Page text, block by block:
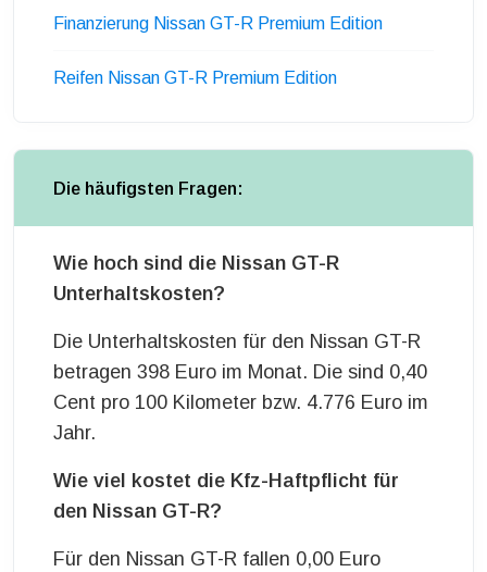
Finanzierung Nissan GT-R Premium Edition
Reifen Nissan GT-R Premium Edition
Die häufigsten Fragen:
Wie hoch sind die Nissan GT-R
Unterhaltskosten?
Die Unterhaltskosten für den Nissan GT-R
betragen 398 Euro im Monat. Die sind 0,40
Cent pro 100 Kilometer bzw. 4.776 Euro im
Jahr.
Wie viel kostet die Kfz-Haftpflicht für
den Nissan GT-R?
Für den Nissan GT-R fallen 0,00 Euro